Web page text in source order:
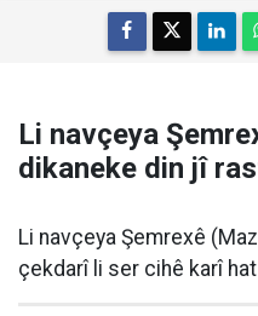
Li navçeya
dikaneke din jî
Li navçeya Şemrexê
çekdarî li ser cihê karî